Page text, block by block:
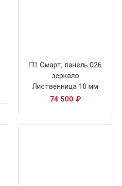
П1 Смарт, панель 026
зеркало
Лиственница 10 мм
74 500 ₽